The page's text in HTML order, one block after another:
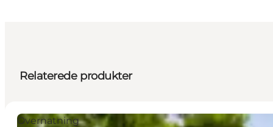
Relaterede produkter
Overnatning